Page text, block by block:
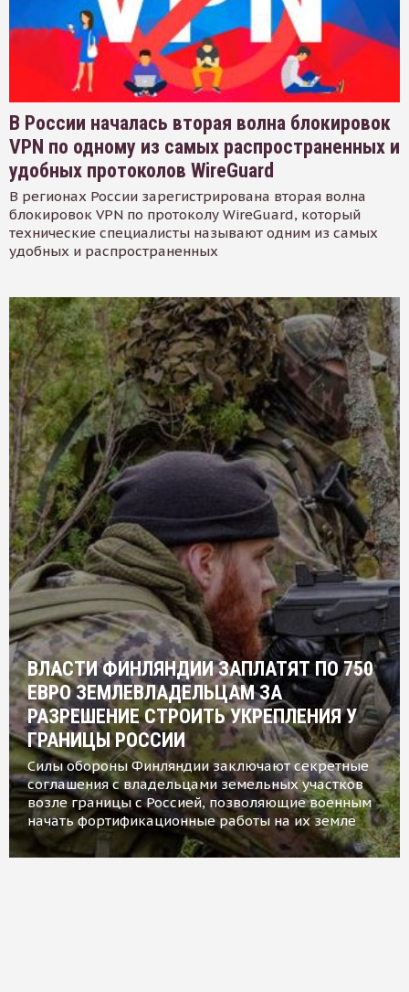
В России началась вторая волна блокировок
VPN по одному из самых распространенных и
удобных протоколов WireGuard
В регионах России зарегистрирована вторая волна
блокировок VPN по протоколу WireGuard, который
технические специалисты называют одним из самых
удобных и распространенных
ВЛАСТИ ФИНЛЯНДИИ ЗАПЛАТЯТ ПО 750
ЕВРО ЗЕМЛЕВЛАДЕЛЬЦАМ ЗА
РАЗРЕШЕНИЕ СТРОИТЬ УКРЕПЛЕНИЯ У
ГРАНИЦЫ РОССИИ
Силы обороны Финляндии заключают секретные
соглашения с владельцами земельных участков
возле границы с Россией, позволяющие военным
начать фортификационные работы на их земле